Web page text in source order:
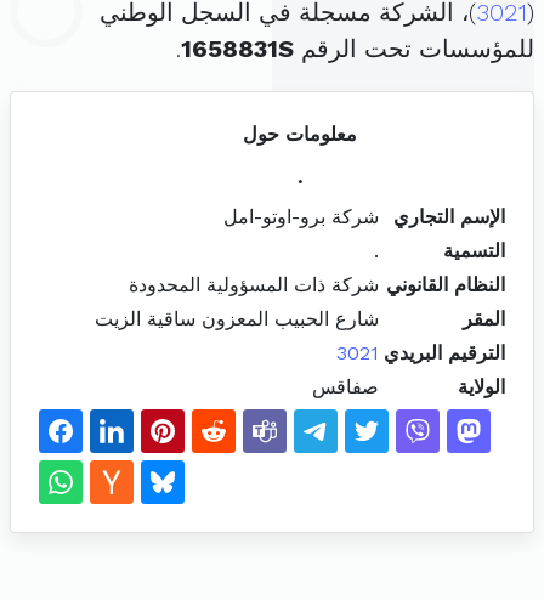
(
3021)، الشركة مسجلة في السجل الوطني
للمؤسسات تحت الرقم 1658831S
.
معلومات حول
.
الإسم التجاري
شركة برو-اوتو-امل
التسمية
.
النظام القانوني شركة ذات المسؤولية المحدودة
المقر
شارع الحبيب المعزون ساقية الزيت
الترقيم البريدي 3021
الولاية
صفاقس